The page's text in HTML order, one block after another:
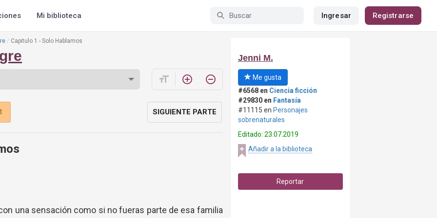
Mi biblioteca Ingresar Registrarse
Capitulo 1 - Solo Hablamos
format_size add_circle_outline remove_circle_outline
SIGUIENTE PARTE
una sensación como si no fueras parte de esa familia
Jenni M.
Me gusta
#6568 en Ciencia ficción
#29830 en Fantasía
#11115 en Personajes
sobrenaturales
Editado: 23.07.2019
Añadir a la biblioteca
Reportar